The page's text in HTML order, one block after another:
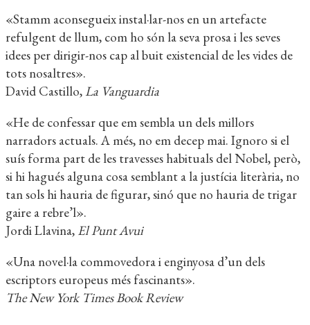
«Stamm aconsegueix instal·lar-nos en un artefacte
refulgent de llum, com ho són la seva prosa i les seves
idees per dirigir-nos cap al buit existencial de les vides de
tots nosaltres».
David Castillo,La Vanguardia
«He de confessar que em sembla un dels millors
narradors actuals. A més, no em decep mai. Ignoro si el
suís forma part de les travesses habituals del Nobel, però,
si hi hagués alguna cosa semblant a la justícia literària, no
tan sols hi hauria de figurar, sinó que no hauria de trigar
gaire a rebre’l».
Jordi Llavina, El Punt Avui
«Una novel·la commovedora i enginyosa d’un dels
escriptors europeus més fascinants».
The New York Times Book Review